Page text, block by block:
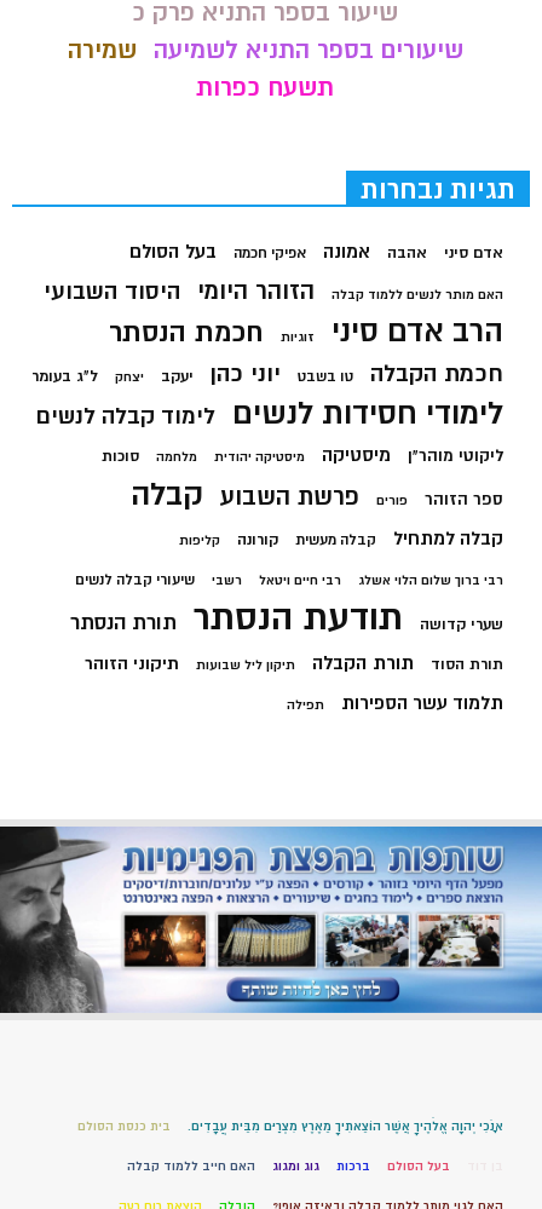
שיעור בספר התניא פרק כ
שיעורים בספר התניא לשמיעה
שמירה
תשעח כפרות
תגיות נבחרות
אדם סיני אהבה אמונה אפיקי חכמה בעל הסולם
האם מותר לנשים ללמוד קבלה הזוהר היומי היסוד השבועי
הרב אדם סיני זוגיות חכמת הנסתר
חכמת הקבלה טו בשבט יוני כהן יעקב יצחק ל"ג בעומר
לימודי חסידות לנשים לימוד קבלה לנשים
ליקוטי מוהר"ן מיסטיקה מיסטיקה יהודית מלחמה סוכות
ספר הזוהר פורים פרשת השבוע קבלה
קבלה למתחיל קבלה מעשית קורונה קליפות
רבי ברוך שלום הלוי אשלג רבי חיים ויטאל רשבי שיעורי קבלה לנשים
שערי קדושה תודעת הנסתר תורת הנסתר
תורת הסוד תורת הקבלה תיקון ליל שבועות תיקוני הזוהר
תלמוד עשר הספירות תפילה
אָנֹכִי יְהוָה אֱלֹהֶיךָ אֲשֶׁר הוֹצֵאתִיךָ מֵאֶרֶץ מִצְרַיִם מִבֵּית עֲבָדִים. בית כנסת הסולם
בעל הסולם ברכות גוג ומגוג האם חייב ללמוד קבלה
האם לגוי מותר ללמוד קבלה ובאיזה אופן? הובלה הוצאת רוח רעה